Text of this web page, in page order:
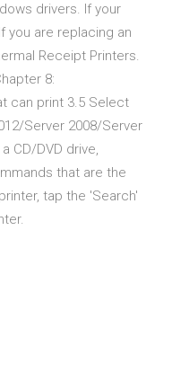
drivers. If your
you are replacing an
Receipt Printers.
8:
can print 3.5 Select
Server 2008/Server
CD/DVD drive,
that are the
tap the 'Search'